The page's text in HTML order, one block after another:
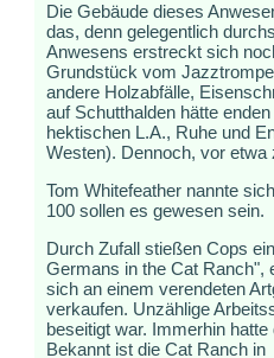
Die Gebäude dieses
das, denn gelegentlich
Anwesens erstreckt sich
Grundstück vom
andere Holzabfälle,
auf Schutthalden hätte
hektischen L.A., Ruhe und
Westen). Dennoch, vor
Tom Whitefeather nannte
100 sollen es gewesen sein.
Durch Zufall stießen Cops
Germans in the Cat Ranch",
sich an einem verendeten
verkaufen. Unzählige
beseitigt war. Immerhin
Bekannt ist die Cat Ranch